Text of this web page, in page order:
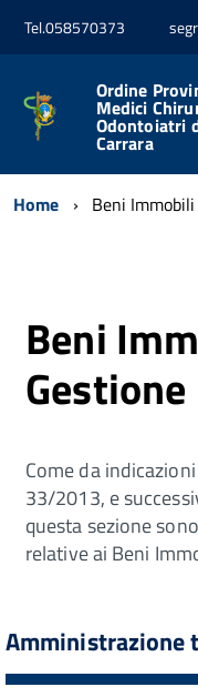
Tel.058570373
Ordine
Medici
Odontoiatri
Carrara
Home Beni
Beni
Come da
33/2013, e
questa sezione
relative ai Beni
Amministrazione